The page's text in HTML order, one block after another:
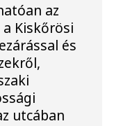
az
Kiskőrösi
és
utcában